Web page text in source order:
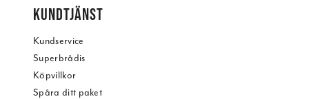
KUNDTJÄNST
Kundservice
Superbrådis
Köpvillkor
Spåra ditt paket